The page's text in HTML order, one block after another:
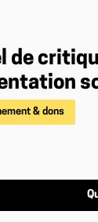
de
& dons